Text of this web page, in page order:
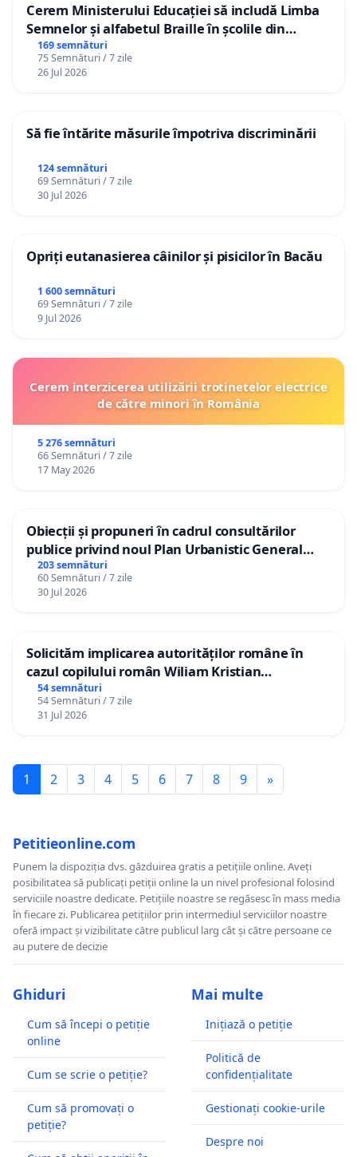
Cerem Ministerului Educației să includă Limba
Semnelor și alfabetul Braille în școlile din
Republica Moldova!
169 semnături
75 Semnături / 7 zile
26 Jul 2026
Să fie întărite măsurile împotriva discriminării
124 semnături
69 Semnături / 7 zile
30 Jul 2026
Opriți eutanasierea câinilor și pisicilor în Bacău
1 600 semnături
69 Semnături / 7 zile
9 Jul 2026
Cerem interzicerea utilizării trotinetelor electrice
de către minori în România
5 276 semnături
66 Semnături / 7 zile
17 May 2026
Obiecții și propuneri în cadrul consultărilor
publice privind noul Plan Urbanistic General
(PUG) Ialoveni
203 semnături
60 Semnături / 7 zile
30 Jul 2026
Solicităm implicarea autorităților române în
cazul copilului român Wiliam Kristian
Gheorghe, aflat în plasament în Danemarca de
12 ani
54 semnături
54 Semnături / 7 zile
31 Jul 2026
1 2 3 4 5 6 7 8 9 »
Petitieonline.com
Punem la dispoziția dvs. găzduirea gratis a petițiile online. Aveți
posibilitatea să publicați petiții online la un nivel profesional folosind
serviciile noastre dedicate. Petițiile noastre se regăsesc în mass media
în fiecare zi. Publicarea petițiilor prin intermediul serviciilor noastre
oferă impact și vizibilitate către publicul larg cât și către persoane ce
au putere de decizie
Ghiduri
Cum să începi o petiție
online
Cum se scrie o petiție?
Cum să promovați o
petiție?
Mai multe
Inițiază o petiție
Politică de
confidențialitate
Gestionați cookie-urile
Despre noi